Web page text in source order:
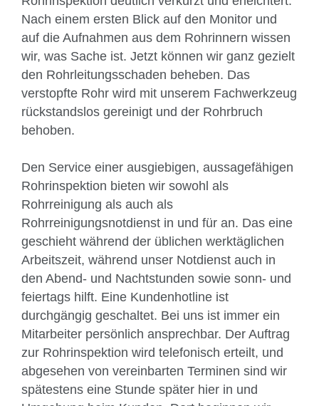
Nach einem ersten Blick auf den Monitor und
auf die Aufnahmen aus dem Rohrinnern wissen
wir, was Sache ist. Jetzt können wir ganz gezielt
den Rohrleitungsschaden beheben. Das
verstopfte Rohr wird mit unserem Fachwerkzeug
rückstandslos gereinigt und der Rohrbruch
behoben.
Den Service einer ausgiebigen, aussagefähigen
Rohrinspektion bieten wir sowohl als
Rohrreinigung als auch als
Rohrreinigungsnotdienst in und für an. Das eine
geschieht während der üblichen werktäglichen
Arbeitszeit, während unser Notdienst auch in
den Abend- und Nachtstunden sowie sonn- und
feiertags hilft. Eine Kundenhotline ist
durchgängig geschaltet. Bei uns ist immer ein
Mitarbeiter persönlich ansprechbar. Der Auftrag
zur Rohrinspektion wird telefonisch erteilt, und
abgesehen von vereinbarten Terminen sind wir
spätestens eine Stunde später hier in und